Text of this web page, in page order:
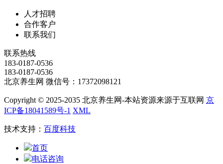
人才招聘
合作客户
联系我们
联系热线
183-0187-0536
183-0187-0536
北京养生网 微信号：17372098121
Copyright © 2025-2035 北京养生网-本站资源来源于互联网 京
ICP备18041589号-1 XML
技术支持： 百度科技
首页
电话咨询